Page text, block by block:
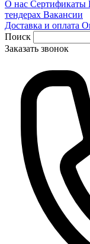
О нас Сертификаты
тендерах Вакансии
Доставка и оплата
Поиск
Заказать звонок